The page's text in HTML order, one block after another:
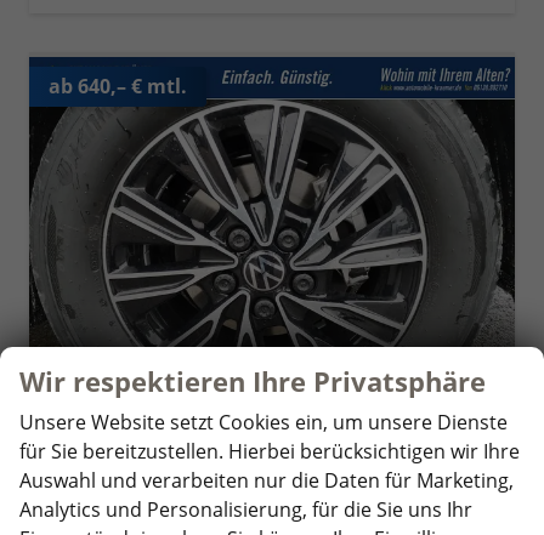
ab 640,– € mtl.
Volkswagen T7 California
Beach Tour 2.0 TDI DSG
unverbindliche Lieferzeit: 4 Wochen Fahrzeug mit Tageszulassung
Wir respektieren Ihre Privatsphäre
Unsere Website setzt Cookies ein, um unsere Dienste
für Sie bereitzustellen. Hierbei berücksichtigen wir Ihre
Auswahl und verarbeiten nur die Daten für Marketing,
Analytics und Personalisierung, für die Sie uns Ihr